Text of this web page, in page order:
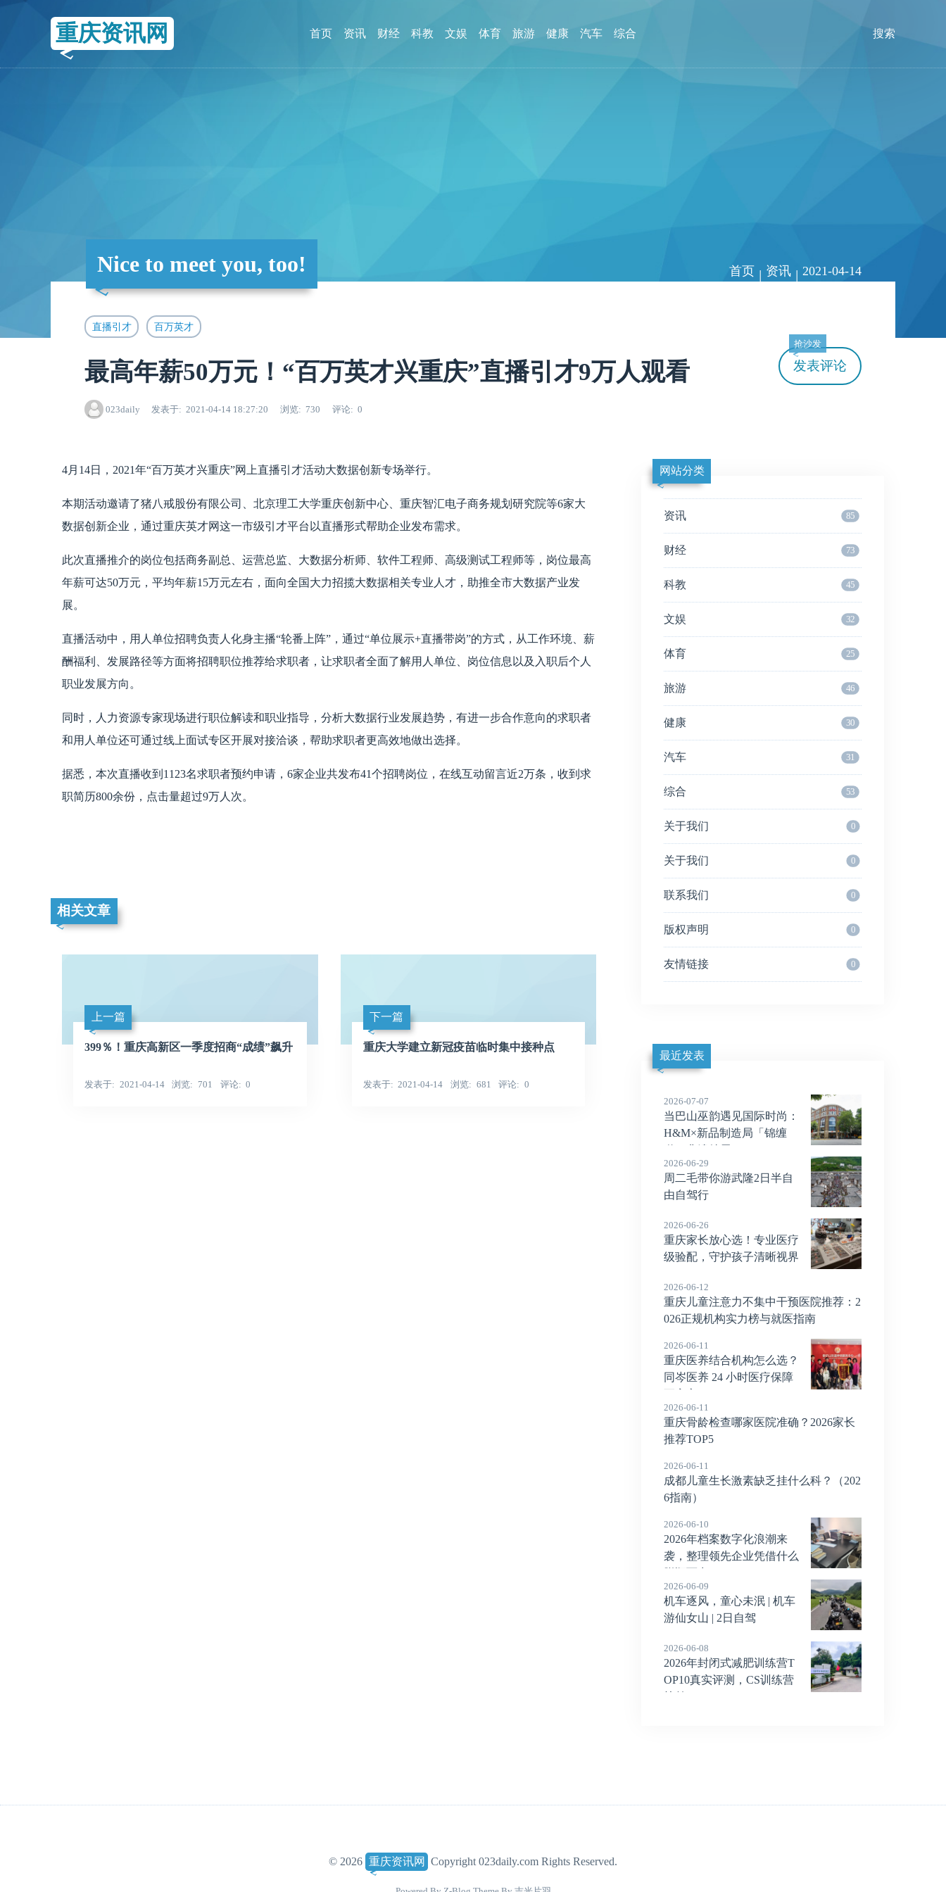
重庆资讯网 首页 资讯 财经 科教 文娱 体育 旅游 健康 汽车 综合 搜索
Nice to meet you, too! 首页 | 资讯 | 2021-04-14
直播引才 百万英才
最高年薪50万元！“百万英才兴重庆”直播引才9万人观看
023daily 发表于 2021-04-14 18:27:20 浏览 730 评论 0
抢沙发
发表评论
4月14日，2021年“百万英才兴重庆”网上直播引才活动大数据创新专场举行。
本期活动邀请了猪八戒股份有限公司、北京理工大学重庆创新中心、重庆智汇电子商务规划研究院等6家大
数据创新企业，通过重庆英才网这一市级引才平台以直播形式帮助企业发布需求。
此次直播推介的岗位包括商务副总、运营总监、大数据分析师、软件工程师、高级测试工程师等，岗位最高
年薪可达50万元，平均年薪15万元左右，面向全国大力招揽大数据相关专业人才，助推全市大数据产业发
展。
直播活动中，用人单位招聘负责人化身主播“轮番上阵”，通过“单位展示+直播带岗”的方式，从工作环境、薪
酬福利、发展路径等方面将招聘职位推荐给求职者，让求职者全面了解用人单位、岗位信息以及入职后个人
职业发展方向。
同时，人力资源专家现场进行职位解读和职业指导，分析大数据行业发展趋势，有进一步合作意向的求职者
和用人单位还可通过线上面试专区开展对接洽谈，帮助求职者更高效地做出选择。
据悉，本次直播收到1123名求职者预约申请，6家企业共发布41个招聘岗位，在线互动留言近2万条，收到求
职简历800余份，点击量超过9万人次。
相关文章
上一篇
399％！重庆高新区一季度招商“成绩”飙升
发表于 2021-04-14 浏览 701 评论 0
下一篇
重庆大学建立新冠疫苗临时集中接种点
发表于 2021-04-14 浏览 681 评论 0
网站分类
资讯 85
财经 73
科教 45
文娱 32
体育 25
旅游 46
健康 30
汽车 31
综合 53
关于我们 0
关于我们 0
联系我们 0
版权声明 0
友情链接 0
最近发表
2026-07-07
当巴山巫韵遇见国际时尚：
H&M×新品制造局「锦缠
2026-06-29
​周二毛带你游武隆2日半自
由自驾行
2026-06-26
重庆家长放心选！专业医疗
级验配，守护孩子清晰视界
2026-06-12
重庆儿童注意力不集中干预医院推荐：2
026正规机构实力榜与就医指南
2026-06-11
重庆医养结合机构怎么选？
同岑医养 24 小时医疗保障
2026-06-11
重庆骨龄检查哪家医院准确？2026家长
推荐TOP5
2026-06-11
成都儿童生长激素缺乏挂什么科？（202
6指南）
2026-06-10
2026年档案数字化浪潮来
袭，整理领先企业凭借什么
2026-06-09
机车逐风，童心未泯 | 机车
游仙女山 | 2日自驾
2026-06-08
2026年封闭式减肥训练营T
OP10真实评测，CS训练营
© 2026 重庆资讯网 Copyright 023daily.com Rights Reserved.